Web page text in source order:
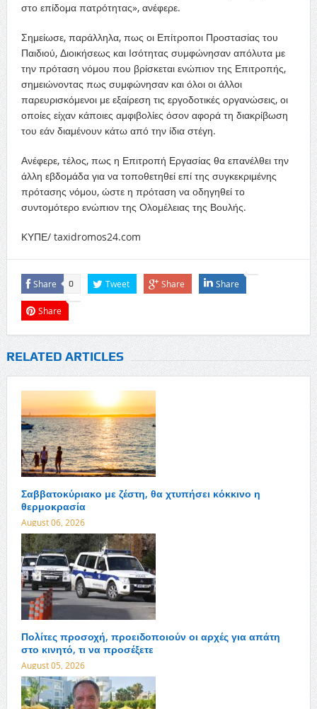
στο επίδομα πατρότητας», ανέφερε.
Σημείωσε, παράλληλα, πως οι Επίτροποι Προστασίας του
Παιδιού, Διοικήσεως και Ισότητας συμφώνησαν απόλυτα με
την πρόταση νόμου που βρίσκεται ενώπιον της Επιτροπής,
σημειώνοντας πως συμφώνησαν και όλοι οι άλλοι
παρευρισκόμενοι με εξαίρεση τις εργοδοτικές οργανώσεις, οι
οποίες είχαν κάποιες αμφιβολίες όσον αφορά τη διακρίβωση
του εάν διαμένουν κάτω από την ίδια στέγη.
Ανέφερε, τέλος, πως η Επιτροπή Εργασίας θα επανέλθει την
άλλη εβδομάδα για να τοποθετηθεί επί της συγκεκριμένης
πρότασης νόμου, ώστε η πρόταση να οδηγηθεί το
συντομότερο ενώπιον της Ολομέλειας της Βουλής.
ΚΥΠΕ/ taxidromos24.com
Share 0 Tweet Share Share
Share
RELATED ARTICLES
Σαββατοκύριακο με ζέστη, θα χτυπήσει κόκκινο η
θερμοκρασία
August 06, 2026
Πολίτες προσοχή, προειδοποιούν οι αρχές για απάτη
στο κινητό, τι να προσέξετε
August 05, 2026